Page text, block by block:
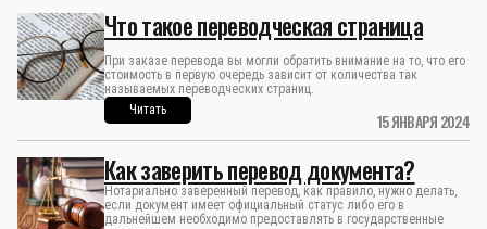
15 ЯНВАРЯ 2024
Что такое переводческая страница
При заказе перевода вы могли обратить внимание на то, что его
стоимость в первую очередь зависит от количества так
называемых переводческих страниц.
Читать
Как заверить перевод документа?
Нотариально заверенный перевод, как правило, нужно делать,
если документ имеет официальный статус либо его в
дальнейшем необходимо предоставлять в государственные